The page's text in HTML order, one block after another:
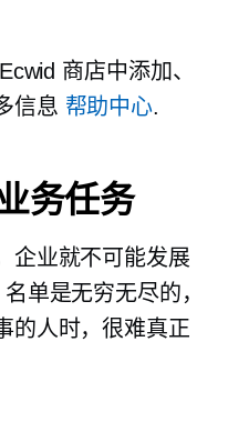
商店中添加、
信息 帮助中心.
务任务
企业就不可能发展
名单是无穷无尽的，
的人时，很难真正